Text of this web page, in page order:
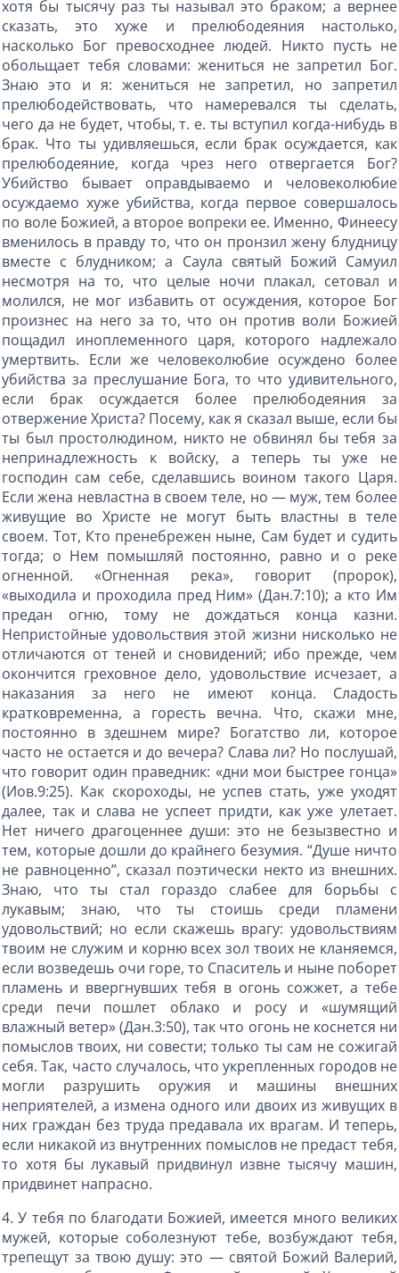
хотя бы тысячу раз ты называл это браком; а вернее
сказать, это хуже и прелюбодеяния настолько,
насколько Бог превосходнее людей. Никто пусть не
обольщает тебя словами: жениться не запретил Бог.
Знаю это и я: жениться не запретил, но запретил
прелюбодействовать, что намеревался ты сделать,
чего да не будет, чтобы, т. е. ты вступил когда-нибудь в
брак. Что ты удивляешься, если брак осуждается, как
прелюбодеяние, когда чрез него отвергается Бог?
Убийство бывает оправдываемо и человеколюбие
осуждаемо хуже убийства, когда первое совершалось
по воле Божией, а второе вопреки ее. Именно, Финеесу
вменилось в правду то, что он пронзил жену блудницу
вместе с блудником; а Саула святый Божий Самуил
несмотря на то, что целые ночи плакал, сетовал и
молился, не мог избавить от осуждения, которое Бог
произнес на него за то, что он против воли Божией
пощадил иноплеменного царя, которого надлежало
умертвить. Если же человеколюбие осуждено более
убийства за преслушание Бога, то что удивительного,
если брак осуждается более прелюбодеяния за
отвержение Христа? Посему, как я сказал выше, если бы
ты был простолюдином, никто не обвинял бы тебя за
непринадлежность к войску, а теперь ты уже не
господин сам себе, сделавшись воином такого Царя.
Если жена невластна в своем теле, но — муж, тем более
живущие во Христе не могут быть властны в теле
своем. Тот, Кто пренебрежен ныне, Сам будет и судить
тогда; о Нем помышляй постоянно, равно и о реке
огненной. «Огненная река», говорит (пророк),
«выходила и проходила пред Ним» (Дан.7:10); а кто Им
предан огню, тому не дождаться конца казни.
Непристойные удовольствия этой жизни нисколько не
отличаются от теней и сновидений; ибо прежде, чем
окончится греховное дело, удовольствие исчезает, а
наказания за него не имеют конца. Сладость
кратковременна, а горесть вечна. Что, скажи мне,
постоянно в здешнем мире? Богатство ли, которое
часто не остается и до вечера? Слава ли? Но послушай,
что говорит один праведник: «дни мои быстрее гонца»
(Иов.9:25). Как скороходы, не успев стать, уже уходят
далее, так и слава не успеет придти, как уже улетает.
Нет ничего драгоценнее души: это не безызвестно и
тем, которые дошли до крайнего безумия. “Душе ничто
не равноценно”, сказал поэтически некто из внешних.
Знаю, что ты стал гораздо слабее для борьбы с
лукавым; знаю, что ты стоишь среди пламени
удовольствий; но если скажешь врагу: удовольствиям
твоим не служим и корню всех зол твоих не кланяемся,
если возведешь очи горе, то Спаситель и ныне поборет
пламень и ввергнувших тебя в огонь сожжет, а тебе
среди печи пошлет облако и росу и «шумящий
влажный ветер» (Дан.3:50), так что огонь не коснется ни
помыслов твоих, ни совести; только ты сам не сожигай
себя. Так, часто случалось, что укрепленных городов не
могли разрушить оружия и машины внешних
неприятелей, а измена одного или двоих из живущих в
них граждан без труда предавала их врагам. И теперь,
если никакой из внутренних помыслов не предаст тебя,
то хотя бы лукавый придвинул извне тысячу машин,
придвинет напрасно.
4. У тебя по благодати Божией, имеется много великих
мужей, которые соболезнуют тебе, возбуждают тебя,
трепещут за твою душу: это — святой Божий Валерий,